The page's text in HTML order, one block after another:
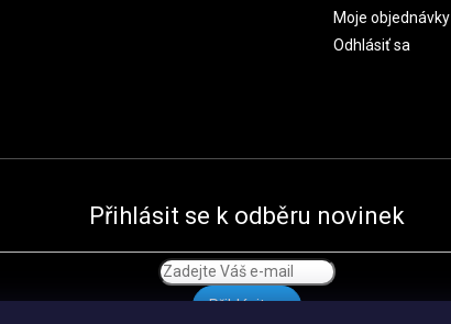
Moje objednávky
Odhlásiť sa
Přihlásit se k odběru novinek
Přihlásit se